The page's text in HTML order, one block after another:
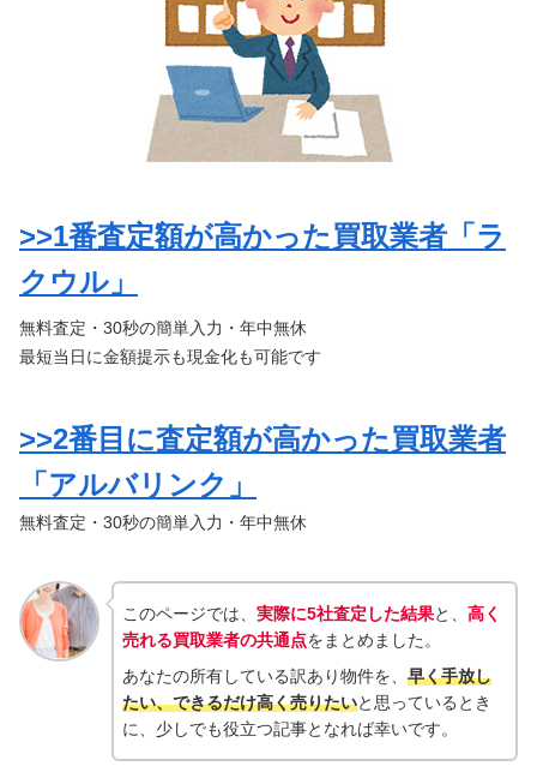
>>1番査定額が高かった買取業者「ラ
クウル」
無料査定・30秒の簡単入力・年中無休
最短当日に金額提示も現金化も可能です
>>2番目に査定額が高かった買取業者
「アルバリンク」
無料査定・30秒の簡単入力・年中無休
このページでは、 実際に5社査定した結果と、 高く
売れる買取業者の共通点をまとめました。
あなたの所有している訳あり物件を、 早く手放し
たい、できるだけ高く売りたいと思っているとき
に、少しでも役立つ記事となれば幸いです。